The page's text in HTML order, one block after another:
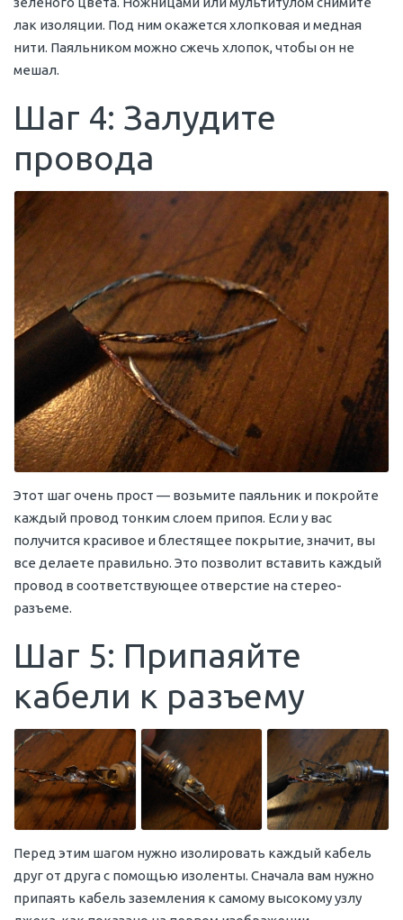
лак изоляции. Под ним окажется хлопковая и медная
нити. Паяльником можно сжечь хлопок, чтобы он не
мешал.
Шаг 4: Залудите
провода
Этот шаг очень прост — возьмите паяльник и покройте
каждый провод тонким слоем припоя. Если у вас
получится красивое и блестящее покрытие, значит, вы
все делаете правильно. Это позволит вставить каждый
провод в соответствующее отверстие на стерео-
разъеме.
Шаг 5: Припаяйте
кабели к разъему
Перед этим шагом нужно изолировать каждый кабель
друг от друга с помощью изоленты. Сначала вам нужно
припаять кабель заземления к самому высокому узлу